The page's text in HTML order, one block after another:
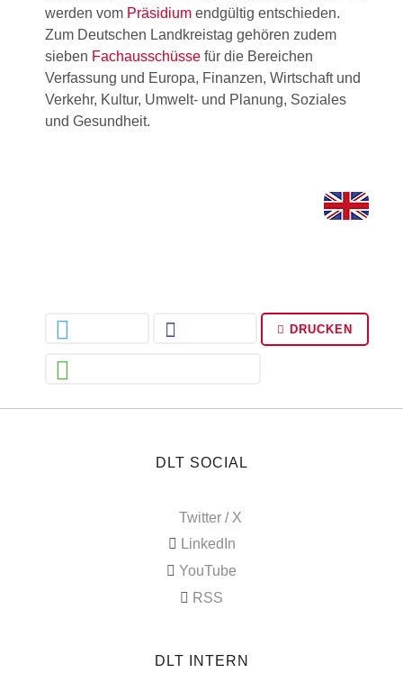
werden vom Präsidium endgültig entschieden.
Zum Deutschen Landkreistag gehören zudem
sieben Fachausschüsse für die Bereichen
Verfassung und Europa, Finanzen, Wirtschaft und
Verkehr, Kultur, Umwelt- und Planung, Soziales
und Gesundheit.
DRUCKEN
DLT SOCIAL
Twitter / X
LinkedIn
YouTube
RSS
DLT INTERN